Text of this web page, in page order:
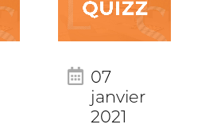
07
janvier
2021